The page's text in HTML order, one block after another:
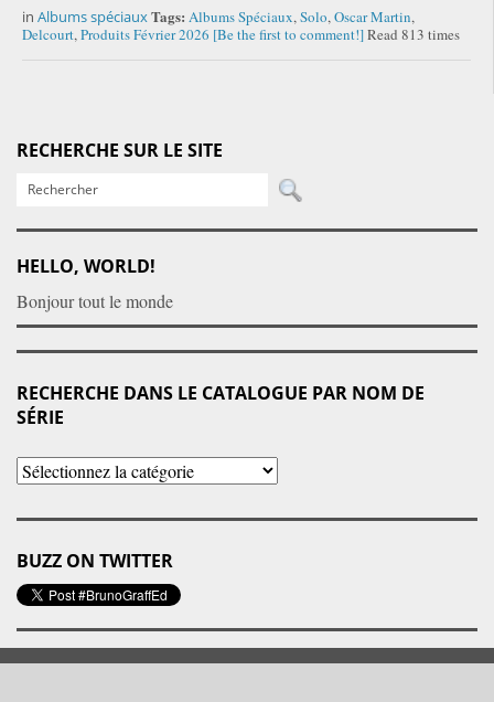
in Albums spéciauxTags: Albums Spéciaux,Solo,Oscar Martin,
Delcourt,Produits Février 2026 [Be the first to comment!]Read 813 times
RECHERCHE SUR LE SITE
HELLO, WORLD!
Bonjour tout le monde
RECHERCHE DANS LE CATALOGUE PAR NOM DE
SÉRIE
BUZZ ON TWITTER